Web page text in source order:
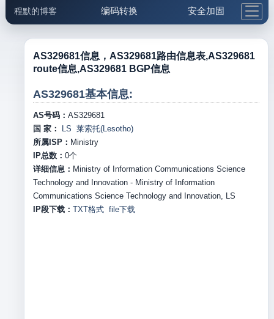
程默的博客 编码转换 安全加固
邮件工具 生活便民 更多工具
5.1支付宝大红包
AS329681信息，AS329681路由信息表,AS329681
route信息,AS329681 BGP信息
AS329681基本信息:
AS号码： AS329681
国 家：
LS 莱索托(Lesotho)
所属ISP： Ministry
IP总数： 0个
详细信息： Ministry of Information Communications Science
Technology and Innovation - Ministry of Information
Communications Science Technology and Innovation, LS
IP段下载： TXT格式 file下载